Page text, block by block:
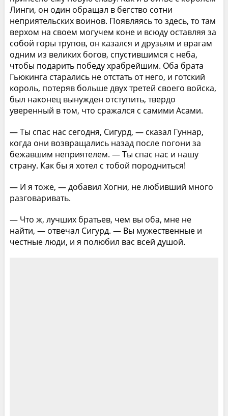
Линги, он один обращал в бегство сотни
неприятельских воинов. Появляясь то здесь, то там
верхом на своем могучем коне и всюду оставляя за
собой горы трупов, он казался и друзьям и врагам
одним из великих богов, спустившимся с неба,
чтобы подарить победу храбрейшим. Оба брата
Гьюкинга старались не отстать от него, и готский
король, потеряв больше двух третей своего войска,
был наконец вынужден отступить, твердо
уверенный в том, что сражался с самими Асами.
— Ты спас нас сегодня, Сигурд, — сказал Гуннар,
когда они возвращались назад после погони за
бежавшим неприятелем. — Ты спас нас и нашу
страну. Как бы я хотел с тобой породниться!
— И я тоже, — добавил Хогни, не любивший много
разговаривать.
— Что ж, лучших братьев, чем вы оба, мне не
найти, — отвечал Сигурд. — Вы мужественные и
честные люди, и я полюбил вас всей душой.